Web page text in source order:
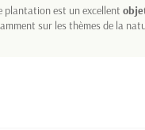
plantation est un excellent
sur les thèmes de la